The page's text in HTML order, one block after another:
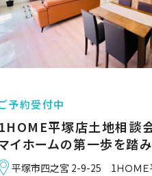
予約受付中
1HOME平塚店土地相談
イホームの第一歩を踏
平塚市四之宮 2-9-25 1ＨＯＭ